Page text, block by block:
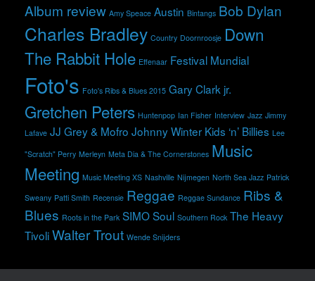
Album review Amy Speace Austin Bintangs Bob Dylan
Charles Bradley Country Doornroosje Down
The Rabbit Hole Effenaar Festival Mundial
Foto's Foto's Ribs & Blues 2015 Gary Clark jr.
Gretchen Peters Huntenpop Ian Fisher Interview Jazz Jimmy
Lafave JJ Grey & Mofro Johnny Winter Kids ‘n’ Billies Lee
"Scratch" Perry Merleyn Meta Dia & The Cornerstones Music
Meeting Music Meeting XS Nashville Nijmegen North Sea Jazz Patrick
Sweany Patti Smith Recensie Reggae Reggae Sundance Ribs &
Blues Roots in the Park SIMOSoul Southern Rock The Heavy
TivoliWalter Trout Wende Snijders